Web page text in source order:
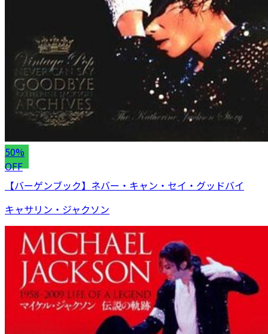
50%
OFF
【バーゲンブック】ネバー・キャン・セイ・グッドバイ
キャサリン・ジャクソン